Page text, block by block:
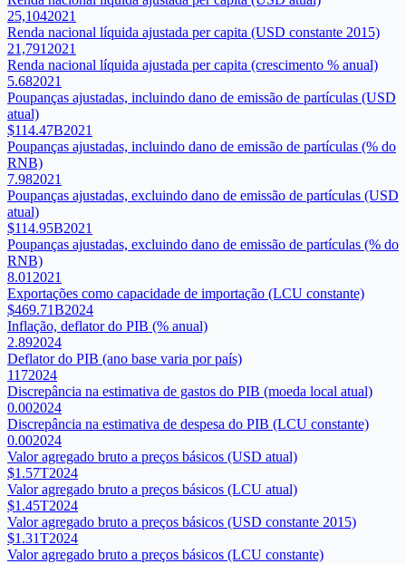
25,1042021
Renda nacional líquida ajustada per capita (USD constante 2015)
21,791 2021
Renda nacional líquida ajustada per capita (crescimento % anual)
5.682021
Poupanças ajustadas, incluindo dano de emissão de partículas (USD
atual)
$114.47B2021
Poupanças ajustadas, incluindo dano de emissão de partículas (% do
RNB)
7.982021
Poupanças ajustadas, excluindo dano de emissão de partículas (USD
atual)
$114.95B2021
Poupanças ajustadas, excluindo dano de emissão de partículas (% do
RNB)
8.01 2021
Exportações como capacidade de importação (LCU constante)
$469.71B2024
Inflação, deflator do PIB (% anual)
2.892024
Deflator do PIB (ano base varia por país)
1172024
Discrepância na estimativa de gastos do PIB (moeda local atual)
0.002024
Discrepância na estimativa de despesa do PIB (LCU constante)
0.002024
Valor agregado bruto a preços básicos (USD atual)
$1.57T2024
Valor agregado bruto a preços básicos (LCU atual)
$1.45T2024
Valor agregado bruto a preços básicos (USD constante 2015)
$1.31T2024
Valor agregado bruto a preços básicos (LCU constante)